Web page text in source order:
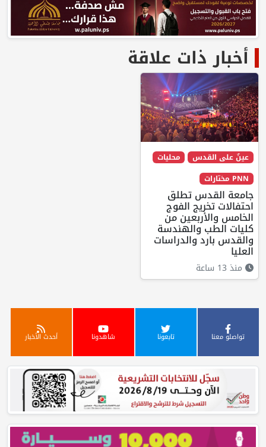
أخبار ذات علاقة
عينٌ على القدس
محليات
PNN مختارات
جامعة القدس تطلق
احتفالات تخريج الفوج
الخامس والأربعين من
كليات الطب والهندسة
والقدس بارد والدراسات
العليا
منذ 13 ساعة
تواصلو معنا تابعونا شاهدونا أحدث الأخبار